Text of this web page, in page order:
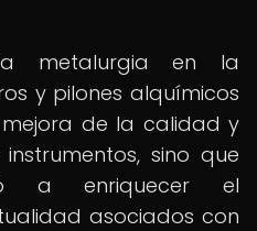
metalurgia en la
y pilones alquímicos
de la calidad y
sino que
a enriquecer el
asociados con